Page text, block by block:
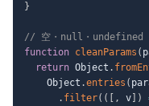
}
// 空・null・undefined
function cleanParams (
return Object .
    Object
.entries (
. filter( ( , v )